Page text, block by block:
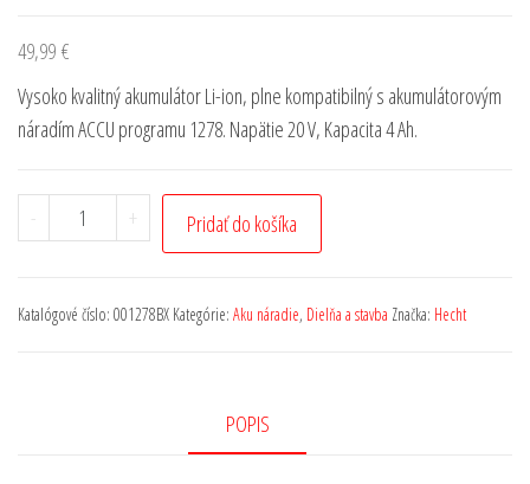
49,99 €
Vysoko kvalitný akumulátor Li-ion, plne kompatibilný s akumulátorovým
náradím ACCU programu 1278. Napätie 20 V, Kapacita 4 Ah.
- + Pridať do košíka
Katalógové číslo: 001278BX Kategórie: Aku náradie, Dielňa a stavba Značka: Hecht
POPIS